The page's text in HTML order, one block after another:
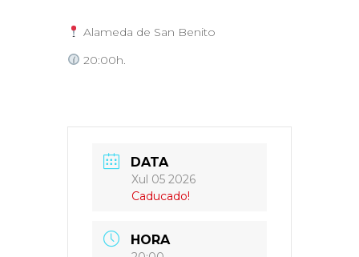
Alameda de San Benito
20:00h.
DATA
Xul 05 2026
Caducado!
HORA